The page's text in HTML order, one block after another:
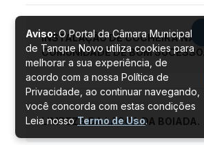
INSTALAÇÃO DE COCHEIRA NA
COMUNIDADE DE BOM SUCESSO.
LIMPEZA DA LAGOA DA BOIADA.
Aviso:O Portal da Câmara Municipal
de Tanque Novo utiliza cookies para
melhorar a sua experiência, de
acordo com a nossa Política de
Privacidade, ao continuar navegando,
você concorda com estas condições
Leia nossoTermo de Uso.